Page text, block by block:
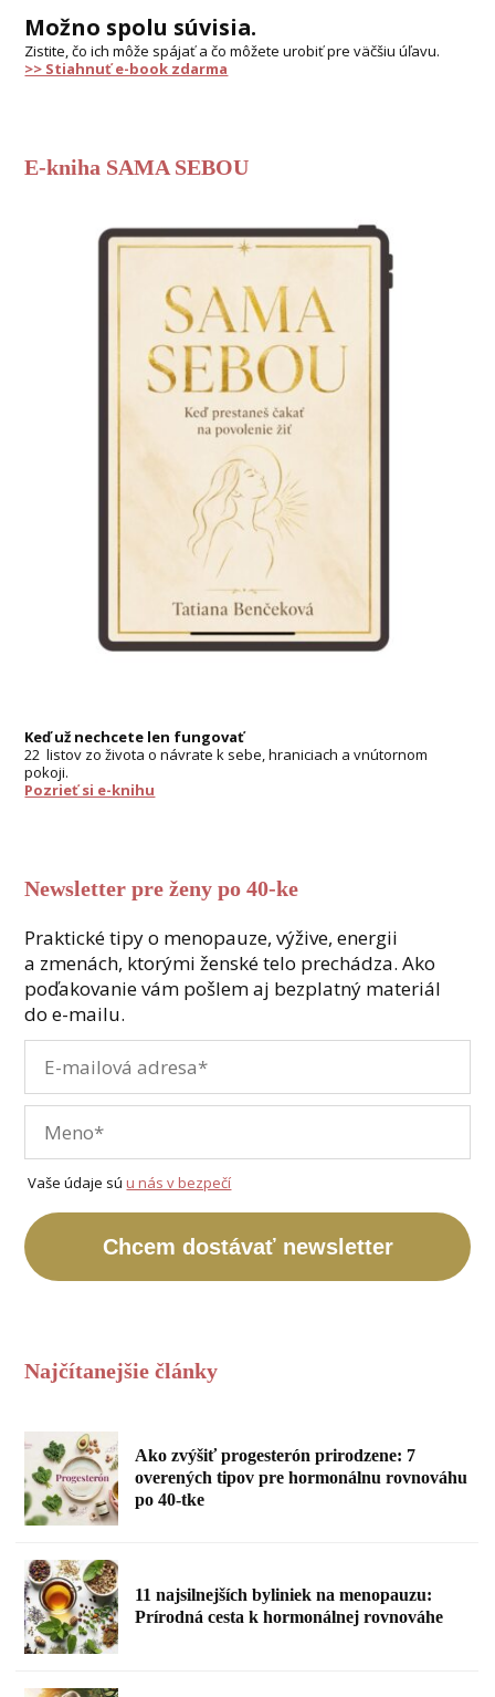
Možno spolu súvisia.
Zistite, čo ich môže spájať a čo môžete urobiť pre väčšiu úľavu.
>> Stiahnuť e-book zdarma
E-kniha SAMA SEBOU
Keď už nechcete len fungovať
22 listov zo života o návrate k sebe, hraniciach a vnútornom
pokoji.
Pozrieť si e-knihu
Newsletter pre ženy po 40-ke
Praktické tipy o menopauze, výžive, energii
a zmenách, ktorými ženské telo prechádza. Ako
poďakovanie vám pošlem aj bezplatný materiál
do e-mailu.
Vaše údaje súu nás v bezpečí
Chcem dostávať newsletter
Najčítanejšie články
Ako zvýšiť progesterón prirodzene: 7
overených tipov pre hormonálnu rovnováhu
po 40-tke
11 najsilnejších byliniek na menopauzu:
Prírodná cesta k hormonálnej rovnováhe